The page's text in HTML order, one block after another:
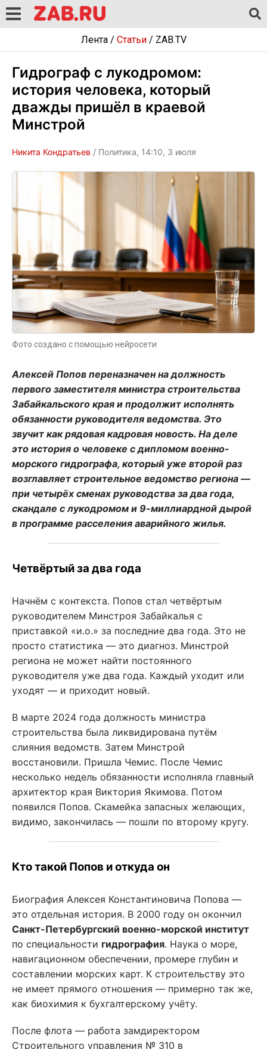
Лента/ Статьи/ ZAB.TV
Гидрограф с лукодромом:
история человека, который
дважды пришёл в краевой
Минстрой
Никита Кондратьев / Политика, 14:10, 3 июля
Фото создано с помощью нейросети
Алексей Попов переназначен на должность
первого заместителя министра строительства
Забайкальского края и продолжит исполнять
обязанности руководителя ведомства. Это
звучит как рядовая кадровая новость. На деле
это история о человеке с дипломом военно-
морского гидрографа, который уже второй раз
возглавляет строительное ведомство региона —
при четырёх сменах руководства за два года,
скандале с лукодромом и 9-миллиардной дырой
в программе расселения аварийного жилья.
Четвёртый за два года
Начнём с контекста. Попов стал четвёртым
руководителем Минстроя Забайкалья с
приставкой «и.о.» за последние два года. Это не
просто статистика — это диагноз. Минстрой
региона не может найти постоянного
руководителя уже два года. Каждый уходит или
уходят — и приходит новый.
В марте 2024 года должность министра
строительства была ликвидирована путём
слияния ведомств. Затем Минстрой
восстановили. Пришла Чемис. После Чемис
несколько недель обязанности исполняла главный
архитектор края Виктория Якимова. Потом
появился Попов. Скамейка запасных желающих,
видимо, закончилась — пошли по второму кругу.
Кто такой Попов и откуда он
Биография Алексея Константиновича Попова —
это отдельная история. В 2000 году он окончил
Санкт-Петербургский военно-морской институт
по специальности гидрография. Наука о море,
навигационном обеспечении, промере глубин и
составлении морских карт. К строительству это
не имеет прямого отношения — примерно так же,
как биохимия к бухгалтерскому учёту.
После флота — работа замдиректором
Строительного управления № 310 в